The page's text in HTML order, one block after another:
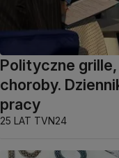
Polityczne
choroby.
pracy
25 LAT TVN24